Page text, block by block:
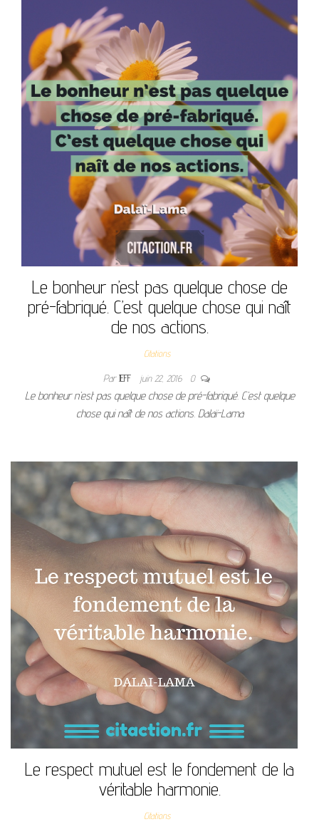
Le bonheur n’est pas quelque chose de
pré-fabriqué. C’est quelque chose qui naît
de nos actions.
Citations
ParJEFF juin 22, 2016 0
Le bonheur n’est pas quelque chose de pré-fabriqué. C’est quelque
chose qui naît de nos actions. Dalaï-Lama
Le respect mutuel est le fondement de la
véritable harmonie.
Citations